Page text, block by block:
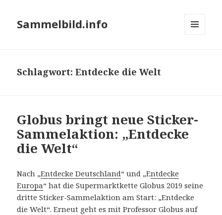
Sammelbild.info
Schlagwort:Entdecke die Welt
Globus bringt neue Sticker-
Sammelaktion: „Entdecke
die Welt“
Nach „Entdecke Deutschland“ und „Entdecke
Europa“ hat die Supermarktkette Globus 2019 seine
dritte Sticker-Sammelaktion am Start: „Entdecke
die Welt“. Erneut geht es mit Professor Globus auf